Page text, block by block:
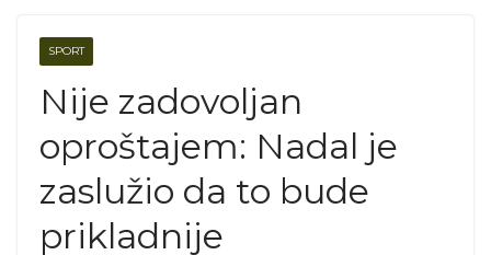
SPORT
Nije zadovoljan
oproštajem: Nadal je
zaslužio da to bude
prikladnije